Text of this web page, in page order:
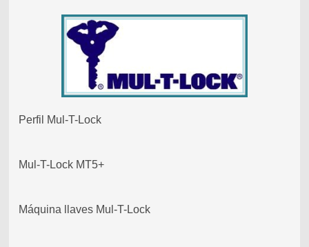
Perfil Mul-T-Lock
Mul-T-Lock MT5+
Máquina llaves Mul-T-Lock